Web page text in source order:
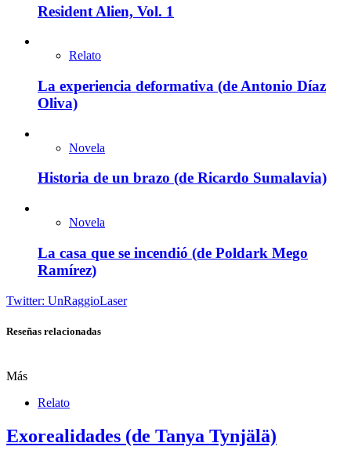
Resident Alien, Vol. 1
Relato
La experiencia deformativa (de Antonio Díaz
Oliva)
Novela
Historia de un brazo (de Ricardo Sumalavia)
Novela
La casa que se incendió (de Poldark Mego
Ramírez)
Twitter: UnRaggioLaser
Reseñas relacionadas
Más
Relato
Exorealidades (de Tanya Tynjälä)